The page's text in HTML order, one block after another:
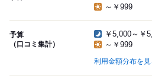
～￥999
予算
（口コミ集計）
￥5,000～￥
～￥999
利用金額分布を見